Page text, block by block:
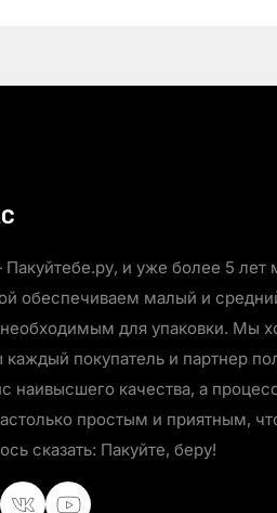
и уже более 5 лет
обеспечиваем малый и
для упаковки. Мы
каждый покупатель и партнер
наивысшего качества, а
простым и приятным,
сказать: Пакуйте, беру!
VKontakteYoutube